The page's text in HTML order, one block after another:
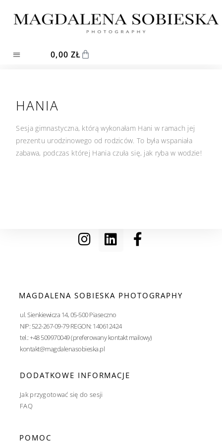
0,00 ZŁ
HANIA
Sesja gimnastyczna, którą wykonałam Hani w ramach jej
prezentu urodzinowego od rodziców. To była wspaniała
zabawa, podczas której Hania czuła się, jak ryba w wodzie!
MAGDALENA SOBIESKA PHOTOGRAPHY
ul. Sienkiewicza 14, 05-500 Piaseczno
NIP: 522-267-09-79 REGON: 140612424
tel.: +48 509970049 (preferowany kontakt mailowy)
kontakt@magdalenasobieska.pl
DODATKOWE INFORMACJE
Jak przygotować się do sesji
FAQ
POMOC